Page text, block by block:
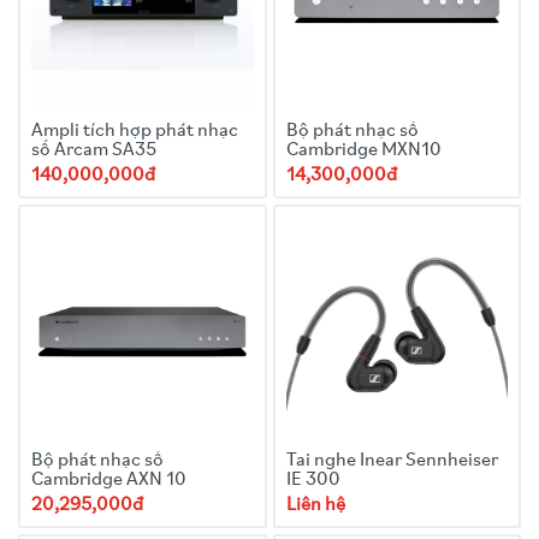
connector; 1 x 10ft cable with 4-pin XLR connector
Max. power 2 x 1W @ 1kHz under 32 Ω
Frequency response 10Hz to 100kHz
Total Harmonic Distortion (THD) < 0,001%
Digital S/PDIF coaxial (RCA): Max. sampling
frequency 192kHz (AES3-compatible)
Max. resolution 24-bit
Optical digital (TosLink) Max. sampling frequency
192kHz (AES3-compatible)
Max. resolution 24-bit
3.0 – USB audio class
Audio outputs:
Balanced analog 3-point XLR
Ampli tích hợp phát nhạc
số Arcam SA35
140,000,000đ
Bộ phát nhạc số
Cambridge MXN10
14,300,000đ
Bộ phát nhạc số
Cambridge AXN 10
20,295,000đ
Tai nghe Inear Sennheiser
IE 300
Liên hệ